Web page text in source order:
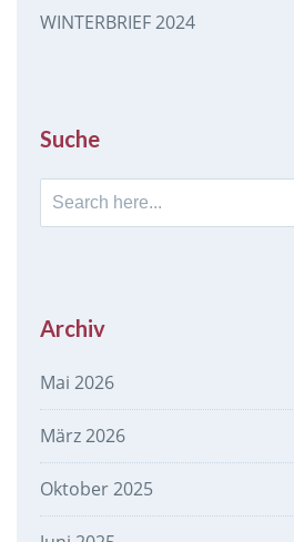
WINTERBRIEF 2024
Suche
Search
for:
Archiv
Mai 2026
März 2026
Oktober 2025